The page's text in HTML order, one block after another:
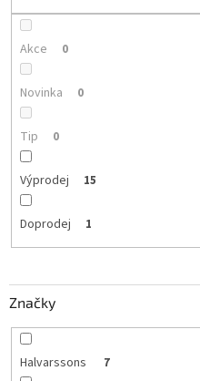
Akce 0
Novinka 0
Tip 0
Výprodej 15
Doprodej 1
Značky
Halvarssons 7